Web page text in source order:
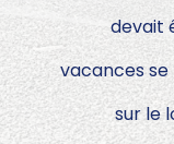
devait
vacances
sur le